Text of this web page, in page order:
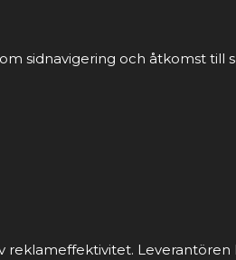
sidnavigering och åtkomst till
Leverantören